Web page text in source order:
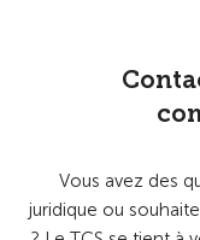
Vous avez des
juridique ou